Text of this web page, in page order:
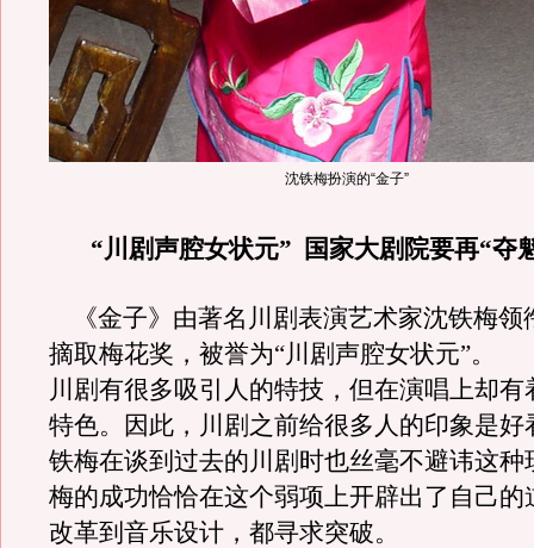
沈铁梅扮演的“金子”
“川 剧声腔女状元” 国家大剧院要再“夺
《金子》由著名川剧表演艺术家沈铁梅领
摘取梅花奖，被誉为“川剧声腔女状元”。
川剧有很多吸引人的特技，但在演唱上却有
特色。因此，川剧之前给很多人的印象是好
铁梅在谈到过去的川剧时也丝毫不避讳这种
梅的成功恰恰在这个弱项上开辟出了自己的
改革到音乐设计，都寻求突破。